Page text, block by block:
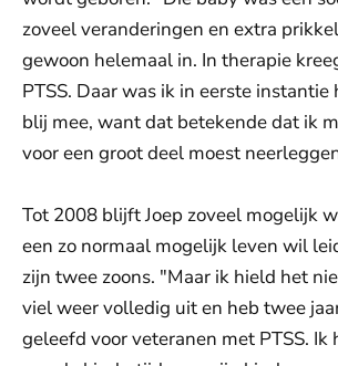
zoveel veranderingen en extra
gewoon helemaal in. In therapie
PTSS. Daar was ik in eerste
blij mee, want dat betekende dat ik
voor een groot deel moest
Tot 2008 blijft Joep zoveel mogelijk
een zo normaal mogelijk leven wil
zijn twee zoons. "Maar ik hield het
viel weer volledig uit en heb twee
geleefd voor veteranen met PTSS. Ik